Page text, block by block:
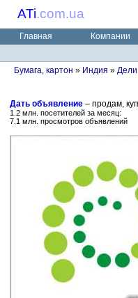
ATi.com.ua
Главная Компании
Бумага, картон » Индия » Дели
Дать объявление – продам,
1.2 млн. посетителей за месяц:
7.1 млн. просмотров объявлений